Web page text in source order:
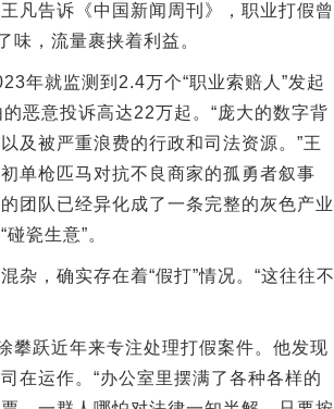
告诉《中国新闻周刊》，职业打假曾
味，流量裹挟着利益。
就监测到2.4万个“职业索赔人”发起
恶意投诉高达22万起。“庞大的数字背
及被严重浪费的行政和司法资源。”王
单枪匹马对抗不良商家的孤勇者叙事
团队已经异化成了一条完整的灰色产业
瓷生意”。
，确实存在着“假打”情况。“这往往不
跃近年来专注处理打假案件。他发现
在运作。“办公室里摆满了各种各样的